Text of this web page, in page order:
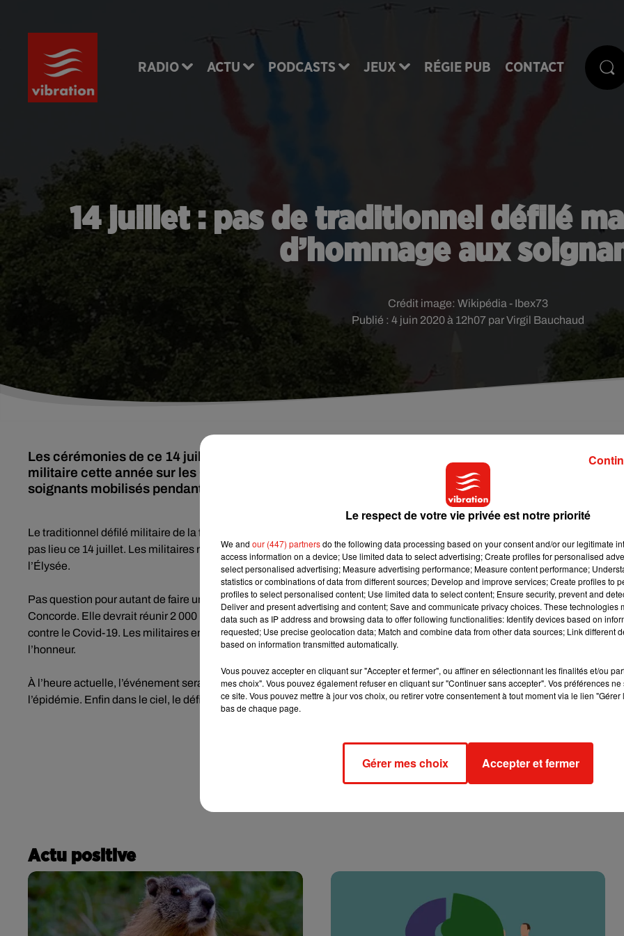
RADIO ACTU PODCASTS JEUX RÉGIE PUB CONTACT
14 juillet : pas de traditionnel défilé
d’hommage aux
Publié : 4 juin 2020 à 12h07 par Virgil Bauchaud
Crédit image: Wikipédia - Ibex73
Les cérémonies de ce 14 juillet vont être adaptées en raison du contexte sanitaire. Pas de défilé
militaire cette année sur les Champs-Élysées, mais une cérémonie surtout tournée vers les
soignants mobilisés pendant la crise.
Le traditionnel défilé militaire de la fête nationale devra lui aussi s’adapter à la crise sanitaire. Coronavirus oblige, il n’aura
pas lieu ce 14 juillet. Les militaires ne descendront donc pas l’avenue parisienne des Champs-Élysées, a indiqué ce jeudi
l’Élysée.
Pas question pour autant de faire une croix sur les célébrations. À la place, une cérémonie sera organisée place de la
Concorde. Elle devrait réunir 2 000 participants et 2 500 invités. Cette cérémonie rendra hommage aux soignants
contre le Covid-19. Les militaires engagés dans le cadre de la crise via l’opération Résilience seront eux aussi mis à
l’honneur.
À l’heure actuelle, l’événement sera fermé au public. Mais la situation pourrait être « réévaluée » en fonction de l’évolution
l’épidémie. Enfin dans le ciel, le défilé aérien aura bien lieu.
Actu positive
Le respect de votre vie privée est notre priorité
We and our (447) partnersdo the following data processing based on your consent and/or our legitimate
access information on a device; Use limited data to select advertising; Create profiles for personalised
select personalised advertising; Measure advertising performance; Measure content performance;
statistics or combinations of data from different sources; Develop and improve services; Create profiles to
profiles to select personalised content; Use limited data to select content; Ensure security, prevent and
Deliver and present advertising and content; Save and communicate privacy choices. These technologies
data such as IP address and browsing data to offer following functionalities: Identify devices based on
requested; Use precise geolocation data; Match and combine data from other data sources; Link different
based on information transmitted automatically.
Vous pouvez accepter en cliquant sur "Accepter et fermer", ou affiner en sélectionnant les finalités et/ou
mes choix". Vous pouvez également refuser en cliquant sur "Continuer sans accepter". Vos préférences
ce site. Vous pouvez mettre à jour vos choix, ou retirer votre consentement à tout moment via le lien
bas de chaque page.
Gérer mes choix Accepter et fermer